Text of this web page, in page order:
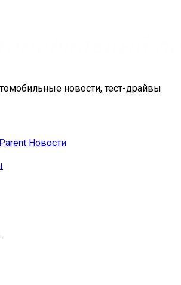
новости, тест-драйвы
Новости